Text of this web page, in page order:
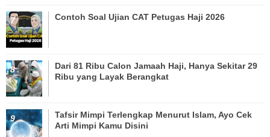
Contoh Soal Ujian CAT Petugas Haji 2026
Dari 81 Ribu Calon Jamaah Haji, Hanya Sekitar 29
Ribu yang Layak Berangkat
Tafsir Mimpi Terlengkap Menurut Islam, Ayo Cek
Arti Mimpi Kamu Disini